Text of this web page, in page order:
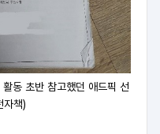
동 초반 참고했던 애드픽 선
자책)